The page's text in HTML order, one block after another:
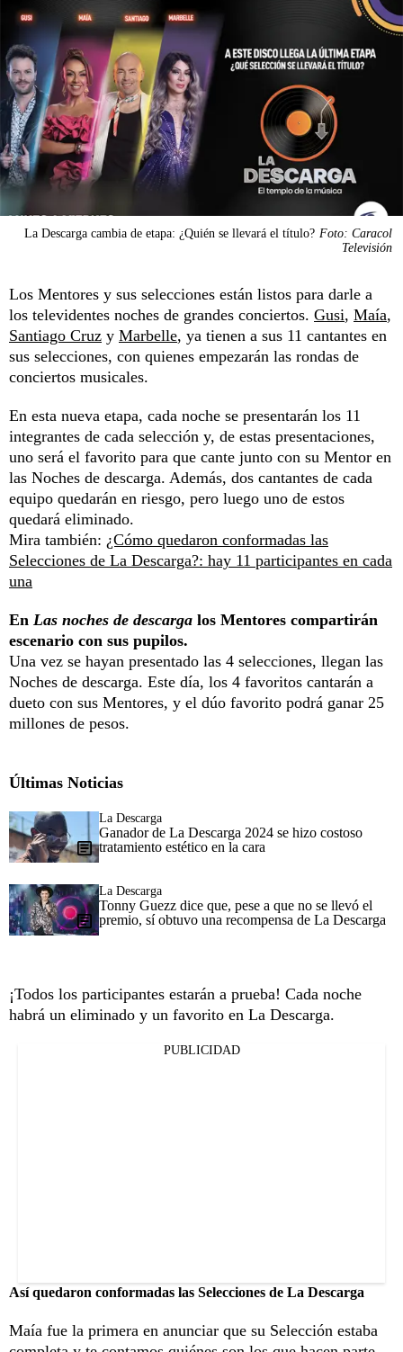
La Descarga cambia de etapa: ¿Quién se llevará el título? Foto: Caracol
Televisión
Los Mentores y sus selecciones están listos para darle a
los televidentes noches de grandes conciertos. Gusi, Maía,
Santiago Cruz y Marbelle, ya tienen a sus 11 cantantes en
sus selecciones, con quienes empezarán las rondas de
conciertos musicales.
En esta nueva etapa, cada noche se presentarán los 11
integrantes de cada selección y, de estas presentaciones,
uno será el favorito para que cante junto con su Mentor en
las Noches de descarga. Además, dos cantantes de cada
equipo quedarán en riesgo, pero luego uno de estos
quedará eliminado.
Mira también: ¿Cómo quedaron conformadas las
Selecciones de La Descarga?: hay 11 participantes en cada
una
En Las noches de descarga los Mentores compartirán
escenario con sus pupilos.
Una vez se hayan presentado las 4 selecciones, llegan las
Noches de descarga. Este día, los 4 favoritos cantarán a
dueto con sus Mentores, y el dúo favorito podrá ganar 25
millones de pesos.
Últimas Noticias
La Descarga
Ganador de La Descarga 2024 se hizo costoso
tratamiento estético en la cara
La Descarga
Tonny Guezz dice que, pese a que no se llevó el
premio, sí obtuvo una recompensa de La Descarga
¡Todos los participantes estarán a prueba! Cada noche
habrá un eliminado y un favorito en La Descarga.
PUBLICIDAD
Así quedaron conformadas las Selecciones de La Descarga
Maía fue la primera en anunciar que su Selección estaba